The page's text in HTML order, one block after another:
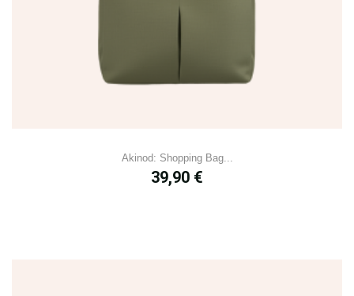
Akinod: Shopping Bag...
Prix
39,90 €